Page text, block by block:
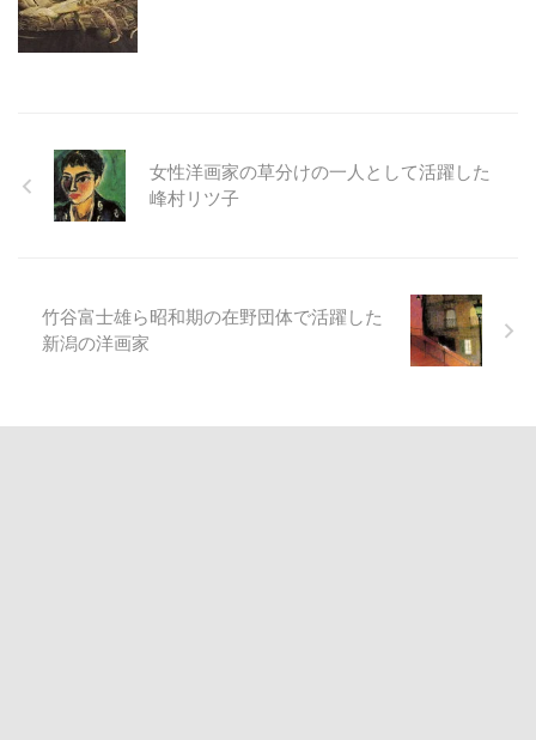
女性洋画家の草分けの一人として活躍した
峰村リツ子
竹谷富士雄ら昭和期の在野団体で活躍した
新潟の洋画家